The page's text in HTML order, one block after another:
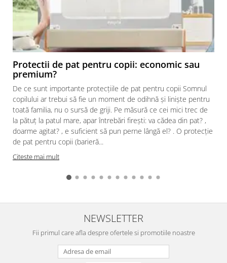
Protectii de pat pentru copii: economic sau
premium?
De ce sunt importante protecțiile de pat pentru copii Somnul
copilului ar trebui să fie un moment de odihnă și liniște pentru
toată familia, nu o sursă de griji. Pe măsură ce cei mici trec de
la pătuț la patul mare, apar întrebări firești: va cădea din pat? ,
doarme agitat? , e suficient să pun perne lângă el? . O protecție
de pat pentru copii (barieră...
Citeste mai mult
NEWSLETTER
Fii primul care afla despre ofertele si promotiile noastre